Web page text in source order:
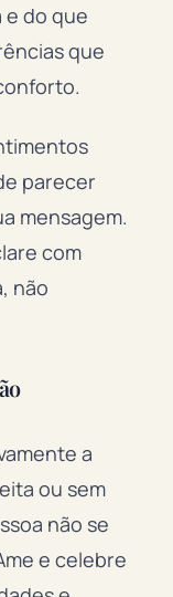
e do que
que
parecer
mensagem.
com
não
a
ou sem
não se
e celebre